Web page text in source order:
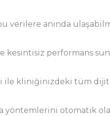
verilere anında
kesintisiz performans
ile kliniğinizdeki tüm
otomatik